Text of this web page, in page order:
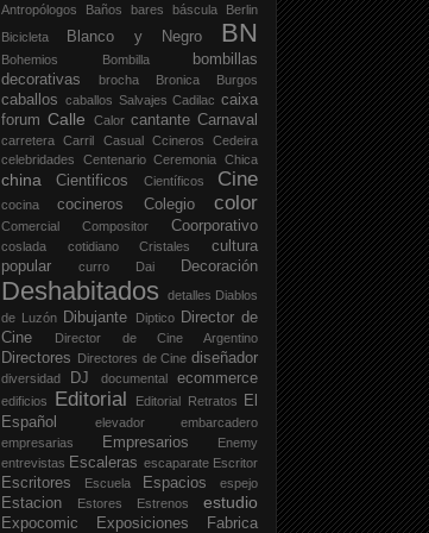
Antropólogos
Baños bares báscula
Berlin
Bicicleta
Blanco y Negro BN
Bohemios Bombilla
bombillas
decorativas
brocha Bronica Burgos
caballos caballos Salvajes Cadilac caixa
forum Calle Calor cantante Carnaval
carretera Carril Casual Ccineros
Cedeira
celebridades
Centenario Ceremonia Chica
china Cientificos Científicos Cine
cocina cocineros Colegio color
Comercial Compositor Coorporativo
coslada cotidiano Cristales
cultura
popular
curro Dai Decoración
Deshabitados detalles Diablos
de Luzón Dibujante Diptico
Director de
Cine
Director de Cine Argentino
Directores Directores de Cine diseñador
diversidad DJ documental ecommerce
edificios Editorial Editorial Retratos
El
Español
elevador
embarcadero
empresarias
Empresarios
Enemy
entrevistas Escaleras escaparate Escritor
Escritores Escuela Espacios espejo
Estacion Estores Estrenos estudio
Expocomic Exposiciones Fabrica